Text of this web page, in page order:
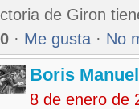
de Giron
0 · Me gusta · No
Boris
8 de enero de